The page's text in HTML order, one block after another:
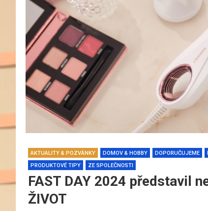
AKTUALITY & POZVÁNKY DOMOV & HOBBY DOPORUČUJEME
PRODUKTOVÉ TIPY
ZE SPOLEČNOSTI
FAST DAY 2024 představil
ŽIVOT